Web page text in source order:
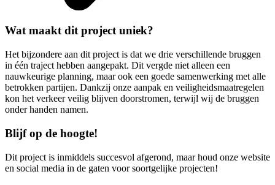
Wat maakt dit project uniek?
Het bijzondere aan dit project is dat we drie verschillende bruggen
in één traject hebben aangepakt. Dit vergde niet alleen een
nauwkeurige planning, maar ook een goede samenwerking met alle
betrokken partijen. Dankzij onze aanpak en veiligheidsmaatregelen
kon het verkeer veilig blijven doorstromen, terwijl wij de bruggen
onder handen namen.
Blijf op de hoogte!
Dit project is inmiddels succesvol afgerond, maar houd onze website
en social media in de gaten voor soortgelijke projecten!